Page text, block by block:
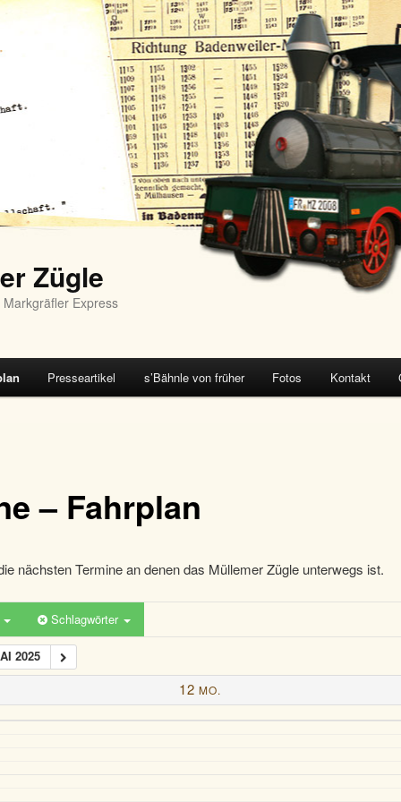
Zügle
Express
Presseartikel s’Bähnle von früher Fotos Kontakt
– Fahrplan
nächsten Termine an denen das Müllemer Zügle unterwegs ist.
Schlagwörter
2025
12 MO.